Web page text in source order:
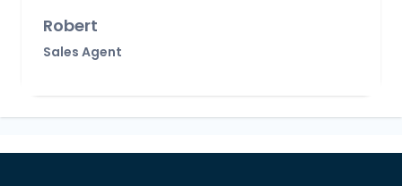
Robert
Sales Agent